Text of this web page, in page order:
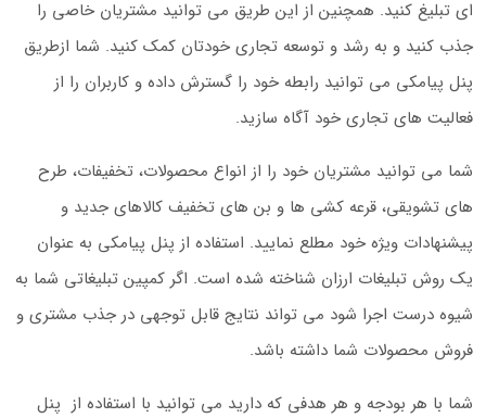
ای تبلیغ کنید. همچنین از این طریق می توانید مشتریان خاصی را
جذب کنید و به رشد و توسعه تجاری خودتان کمک کنید. شما ازطریق
پنل پیامکی می توانید رابطه خود را گسترش داده و کاربران را از
فعالیت های تجاری خود آگاه سازید.
شما می توانید مشتریان خود را از انواع محصولات، تخفیفات، طرح
های تشویقی، قرعه کشی ها و بن های تخفیف کالاهای جدید و
پیشنهادات ویژه خود مطلع نمایید. استفاده از پنل پیامکی به عنوان
یک روش تبلیغات ارزان شناخته شده است. اگر کمپین تبلیغاتی شما به
شیوه درست اجرا شود می تواند نتایج قابل توجهی در جذب مشتری و
فروش محصولات شما داشته باشد.
شما با هر بودجه و هر هدفی که دارید می توانید با استفاده از پنل